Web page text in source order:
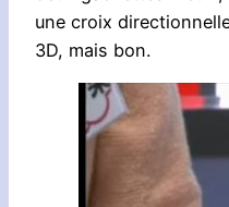
une croix
3D, mais bon.